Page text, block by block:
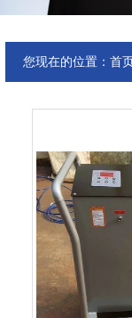
您现在的位置： 首